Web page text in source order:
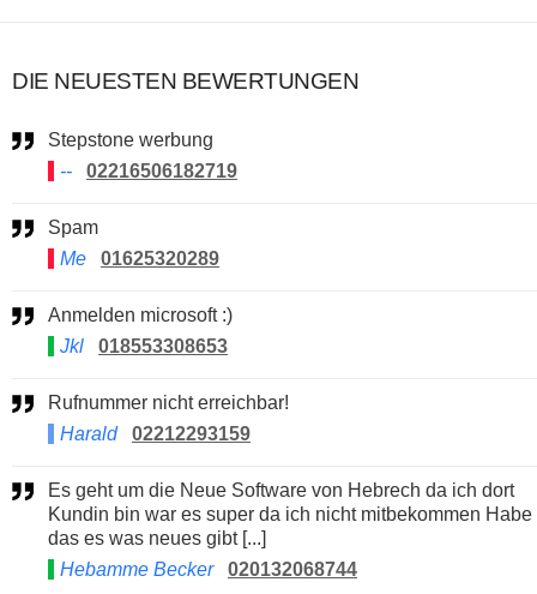
DIE NEUESTEN BEWERTUNGEN
Stepstone werbung
--
02216506182719
Spam
Me
01625320289
Anmelden microsoft :)
Jkl
018553308653
Rufnummer nicht erreichbar!
Harald
02212293159
Es geht um die Neue Software von Hebrech da ich dort
Kundin bin war es super da ich nicht mitbekommen Habe
das es was neues gibt [...]
Hebamme Becker
020132068744